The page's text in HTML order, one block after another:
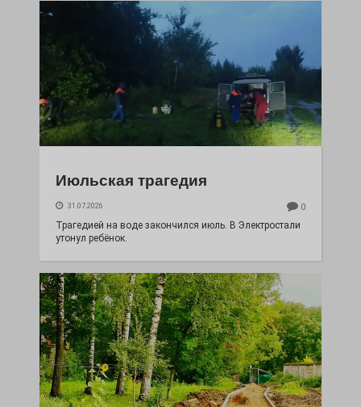
Июльская трагедия
31.07.2026 0
Трагедией на воде закончился июль. В Электростали
утонул ребёнок.